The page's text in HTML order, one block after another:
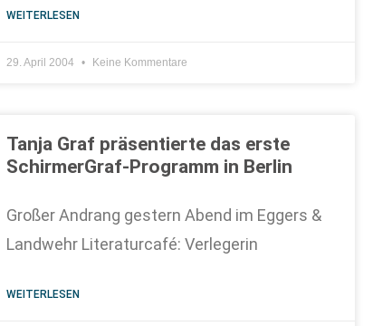
WEITERLESEN
29. April 2004 Keine Kommentare
Tanja Graf präsentierte das erste
SchirmerGraf-Programm in Berlin
Großer Andrang gestern Abend im Eggers &
Landwehr Literaturcafé: Verlegerin
WEITERLESEN